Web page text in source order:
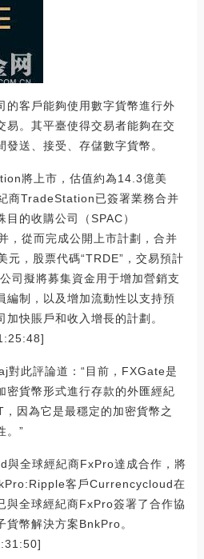
的客戶能夠使用數字貨幣進行外
易。其平臺使得交易者能夠在交
送、接受、存儲數字貨幣。
將上市，估值約為14.3億美
商TradeStation已簽署業務合并
的收購公司（SPAC）
，從而完成公開上市計劃，合并
元，股票代碼“TRDE”，交易預計
司擬將募集資金用于增加營銷支
編制，以及增加流動性以支持預
快賬戶和收入增長的計劃。
此評論道：“目前，FXGate是
密貨幣形式進行存款的外匯經紀
因為它是最穩定的加密貨幣之
。”
全球經紀商FxPro達成合作，將
客戶Currencycloud在
與全球經紀商FxPro簽署了合作協
貨幣解決方案BnkPro。